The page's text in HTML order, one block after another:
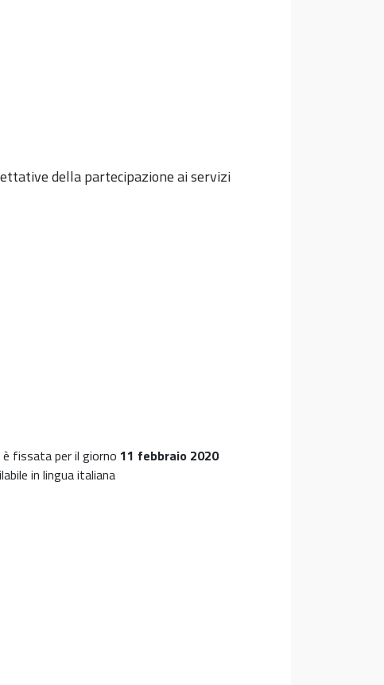
della partecipazione ai servizi
è fissata per il giorno 11 febbraio 2020
in lingua italiana